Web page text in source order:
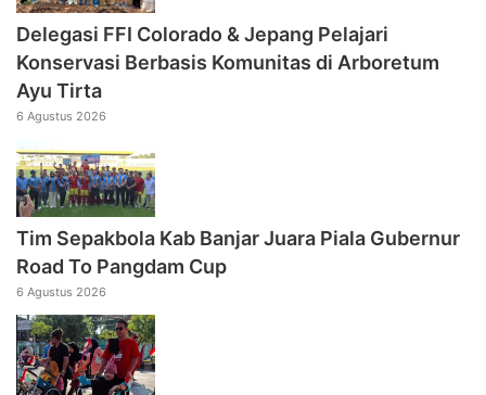
Delegasi FFI Colorado & Jepang Pelajari
Konservasi Berbasis Komunitas di Arboretum
Ayu Tirta
6 Agustus 2026
Tim Sepakbola Kab Banjar Juara Piala Gubernur
Road To Pangdam Cup
6 Agustus 2026